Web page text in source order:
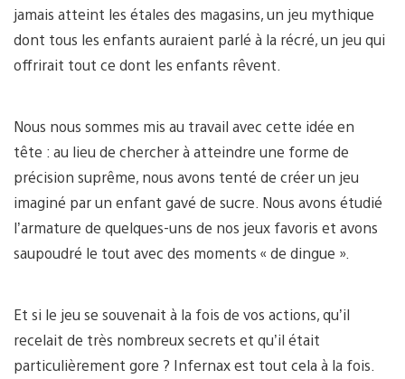
jamais atteint les étales des magasins, un jeu mythique
dont tous les enfants auraient parlé à la récré, un jeu qui
offrirait tout ce dont les enfants rêvent.
Nous nous sommes mis au travail avec cette idée en
tête : au lieu de chercher à atteindre une forme de
précision suprême, nous avons tenté de créer un jeu
imaginé par un enfant gavé de sucre. Nous avons étudié
l’armature de quelques-uns de nos jeux favoris et avons
saupoudré le tout avec des moments « de dingue ».
Et si le jeu se souvenait à la fois de vos actions, qu’il
recelait de très nombreux secrets et qu’il était
particulièrement gore ? Infernax est tout cela à la fois.